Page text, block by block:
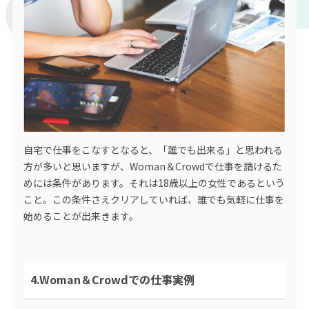
自宅で仕事をこなすとなると、「誰でも出来る」と思われる
方が多いと思いますが、Woman＆Crowdで仕事を請けるた
めには条件があります。それは18歳以上の女性であるという
こと。この条件さえクリアしていれば、誰でも気軽に仕事を
始めることが出来きます。
4.Woman＆Crowdでの仕事実例